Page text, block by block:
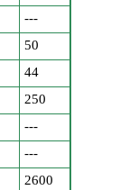
---
50
44
250
---
---
2600